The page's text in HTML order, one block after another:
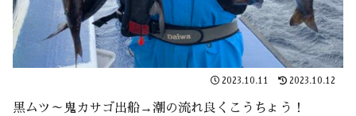
2023.10.11 2023.10.12
黒ムツ～鬼カサゴ出船→潮の流れ良くこうちょう！